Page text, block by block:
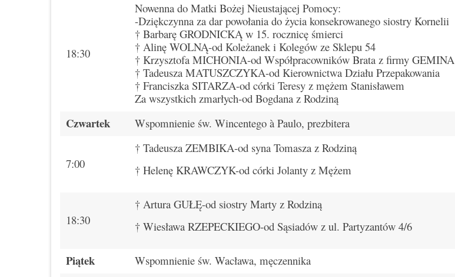
18:30
Nowenna do Matki Bożej Nieustającej Pomocy:
-Dziękczynna za dar powołania do życia konsekrowanego siostry Kornelii
† Barbarę GRODNICKĄ w 15. rocznicę śmierci
† Alinę WOLNĄ-od Koleżanek i Kolegów ze Sklepu 54
† Krzysztofa MICHONIA-od Współpracowników Brata z firmy GEMINA
† Tadeusza MATUSZCZYKA-od Kierownictwa Działu Przepakowania
† Franciszka SITARZA-od córki Teresy z mężem Stanisławem
Za wszystkich zmarłych-od Bogdana z Rodziną
Czwartek Wspomnienie św. Wincentego à Paulo, prezbitera
7:00
† Tadeusza ZEMBIKA-od syna Tomasza z Rodziną
† Helenę KRAWCZYK-od córki Jolanty z Mężem
18:30
† Artura GUŁĘ-od siostry Marty z Rodziną
† Wiesława RZEPECKIEGO-od Sąsiadów z ul. Partyzantów 4/6
Piątek
Wspomnienie św. Wacława, męczennika